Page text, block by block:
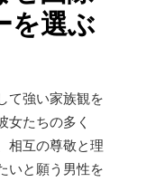
を選ぶ
て強い家族観を
女たちの多く
相互の尊敬と理
いと願う男性を